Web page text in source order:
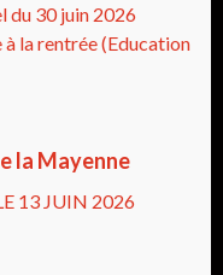
du 30 juin 2026
la rentrée (Education
la Mayenne
13 JUIN 2026